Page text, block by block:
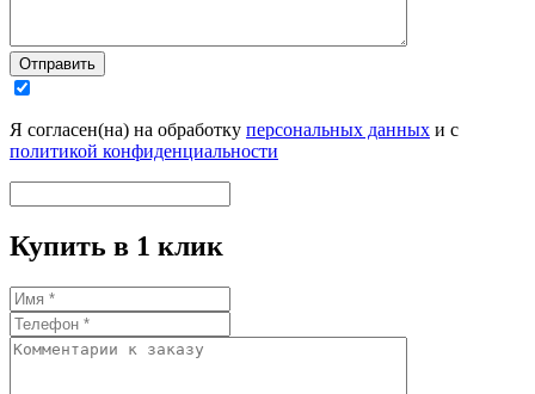
Отправить
Я согласен(на) на обработку персональных данных и с
политикой конфиденциальности
Купить в 1 клик